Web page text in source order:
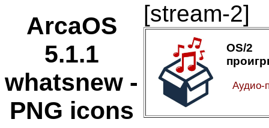
ArcaOS
5.1.1
whatsnew -
PNG icons
[stream-2]
OS/
Аудио-